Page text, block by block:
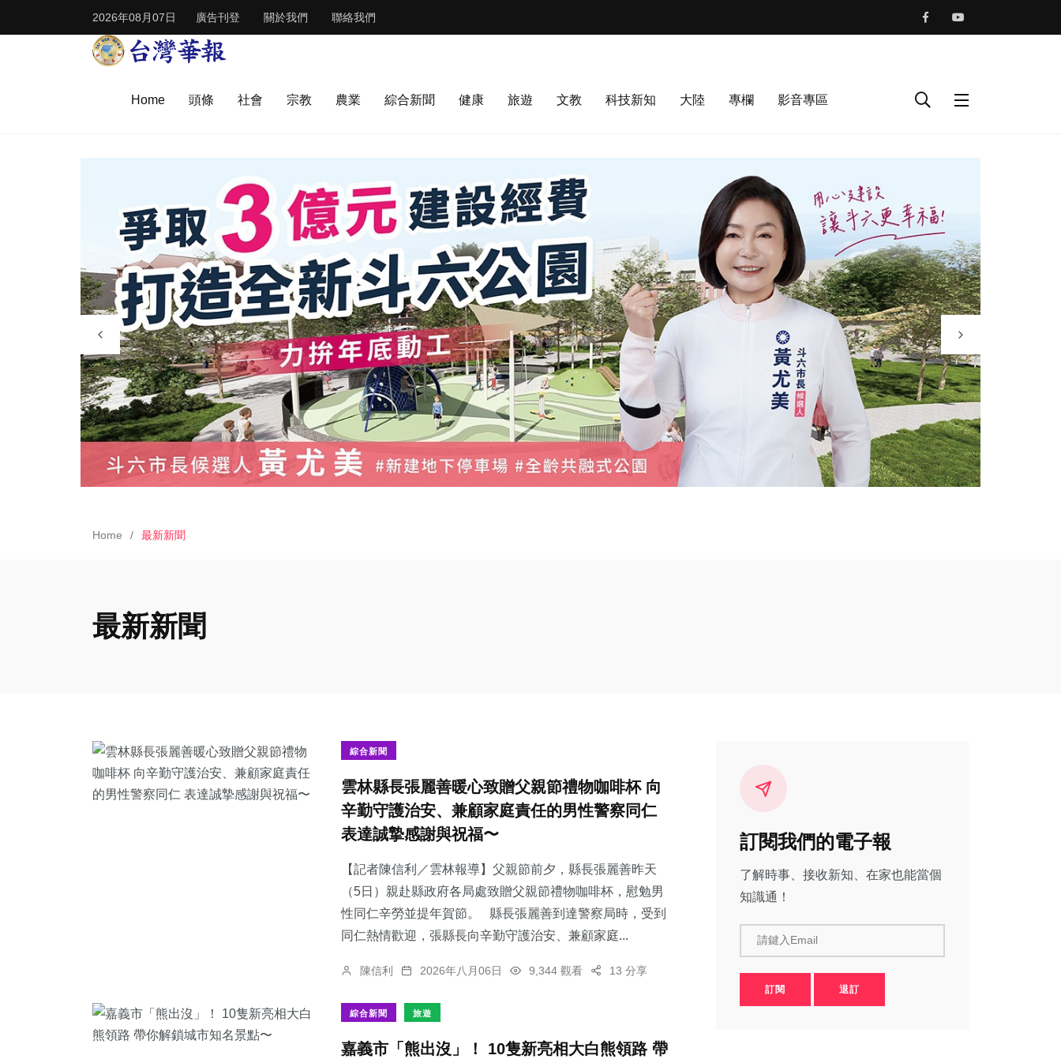
2026年08月07日 廣告刊登 關於我們 聯絡我們
Home 頭條 社會 宗教 農業 綜合新聞 健康 旅遊 文教 科技新知 大陸 專欄 影音專區
Home 最新新聞
最新新聞
綜合新聞
雲林縣長張麗善暖心致贈父親節禮物咖啡杯 向
辛勤守護治安、兼顧家庭責任的男性警察同仁
表達誠摯感謝與祝福〜
【記者陳信利／雲林報導】父親節前夕，縣長張麗善昨天
（5日）親赴縣政府各局處致贈父親節禮物咖啡杯，慰勉男
性同仁辛勞並提年賀節。 縣長張麗善到達警察局時，受到
同仁熱情歡迎，張縣長向辛勤守護治安、兼顧家庭...
陳信利 2026年八月06日 9,344 觀看 13 分享
綜合新聞 旅遊
嘉義市「熊出沒」！ 10隻新亮相大白熊領路 帶
訂閱我們的電子報
了解時事、接收新知、在家也能當個
知識通！
請鍵入Email
訂閱 退訂